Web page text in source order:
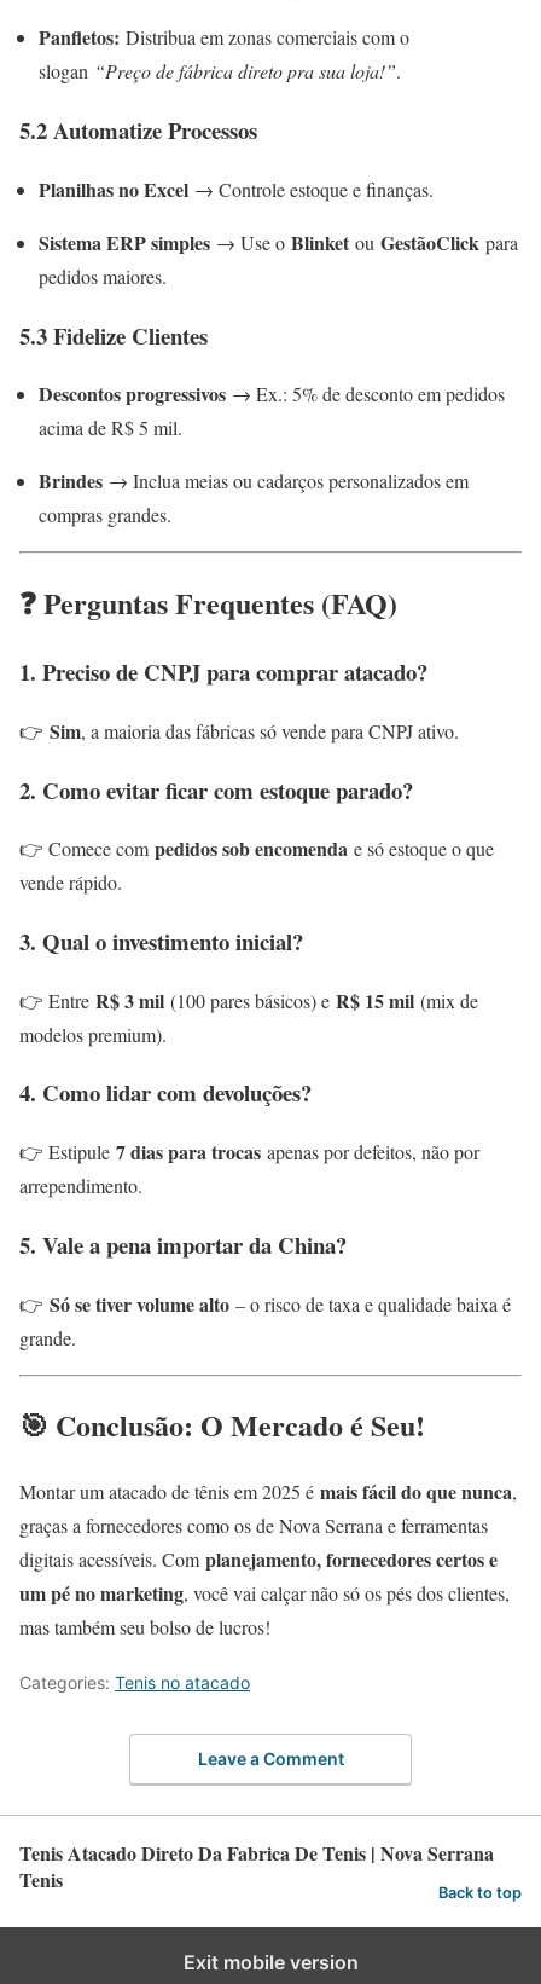
Panfletos: Distribua em zonas comerciais com o
slogan “Preço de fábrica direto pra sua loja!”.
5.2 Automatize Processos
Planilhas no Excel → Controle estoque e finanças.
Sistema ERP simples → Use o Blinket ou GestãoClick para
pedidos maiores.
5.3 Fidelize Clientes
Descontos progressivos → Ex.: 5% de desconto em pedidos
acima de R$ 5 mil.
Brindes → Inclua meias ou cadarços personalizados em
compras grandes.
❓ Perguntas Frequentes (FAQ)
1. Preciso de CNPJ para comprar atacado?
👉 Sim, a maioria das fábricas só vende para CNPJ ativo.
2. Como evitar ficar com estoque parado?
👉 Comece com pedidos sob encomenda e só estoque o que
vende rápido.
3. Qual o investimento inicial?
👉 Entre R$ 3 mil (100 pares básicos) e R$ 15 mil (mix de
modelos premium).
4. Como lidar com devoluções?
👉 Estipule 7 dias para trocas apenas por defeitos, não por
arrependimento.
5. Vale a pena importar da China?
👉 Só se tiver volume alto – o risco de taxa e qualidade baixa é
grande.
🎯 Conclusão: O Mercado é Seu!
Montar um atacado de tênis em 2025 é mais fácil do que nunca,
graças a fornecedores como os de Nova Serrana e ferramentas
digitais acessíveis. Com planejamento, fornecedores certos e
um pé no marketing, você vai calçar não só os pés dos clientes,
mas também seu bolso de lucros!
Categories: Tenis no atacado
Leave a Comment
Tenis Atacado Direto Da Fabrica De Tenis | Nova Serrana
Tenis
Back to top
Exit mobile version